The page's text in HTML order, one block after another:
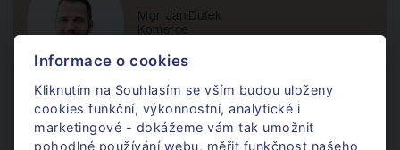
Mgr. Jan Dufek
Komerce
+420 724 405 366
Po - Pá / 8 - 17h
jan@donajmu.cz
Informace o cookies
Kliknutím na Souhlasím se vším budou uloženy
cookies funkční, výkonnostní, analytické i
marketingové - dokážeme vám tak umožnit
pohodlné používání webu, měřit funkčnost našeho